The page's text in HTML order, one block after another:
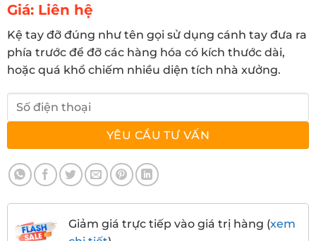
Giá: Liên hệ
Kệ tay đỡ đúng như tên gọi sử dụng cánh tay đưa ra
phía trước để đỡ các hàng hóa có kích thước dài,
hoặc quá khổ chiếm nhiều diện tích nhà xưởng.
Giảm giá trực tiếp vào giá trị hàng (xem